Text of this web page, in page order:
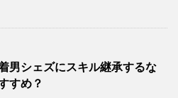
男シェズにスキル継承するな
すめ？